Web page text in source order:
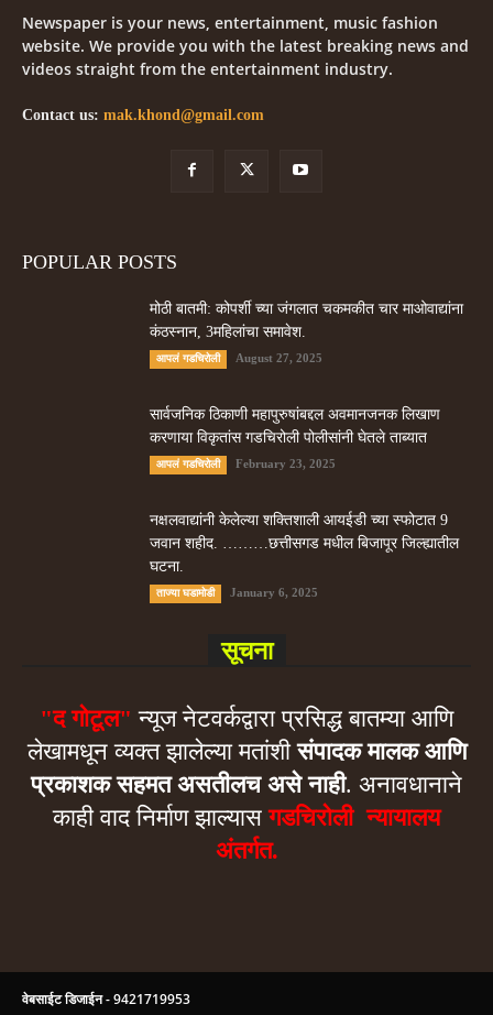
Newspaper is your news, entertainment, music fashion
website. We provide you with the latest breaking news and
videos straight from the entertainment industry.
Contact us: mak.khond@gmail.com
POPULAR POSTS
मोठी बातमी: कोपर्शी च्या जंगलात चकमकीत चार माओवाद्यांना
कंठस्नान, 3महिलांचा समावेश.
आपलं गडचिरोली August 27, 2025
सार्वजनिक ठिकाणी महापुरुषांबद्दल अवमानजनक लिखाण
करणा­या विकृतांस गडचिरोली पोलीसांनी घेतले ताब्यात
आपलं गडचिरोली February 23, 2025
नक्षलवाद्यांनी केलेल्या शक्तिशाली आयईडी च्या स्फोटात 9
जवान शहीद. ………छत्तीसगड मधील बिजापूर जिल्ह्यातील
घटना.
ताज्या घडामोडी January 6, 2025
सूचना
"द गोटूल" न्यूज नेटवर्कद्वारा प्रसिद्ध बातम्या आणि
लेखामधून व्यक्त झालेल्या मतांशीसंपादक मालक आणि
प्रकाशक सहमत असतीलच असे नाही. अनावधानाने
काही वाद निर्माण झाल्यास गडचिरोली न्यायालय
अंतर्गत.
वेबसाईट डिजाईन - 9421719953